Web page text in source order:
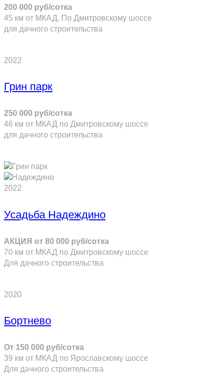
200 000 руб/сотка
45 км от МКАД. По Дмитровскому шоссе
для дачного строительства
2022
Грин парк
250 000 руб/сотка
46 км от МКАД по Дмитровскому шоссе
для дачного строительства
2022
Усадьба Надеждино
АКЦИЯ от 80 000 руб/сотка
70 км от МКАД по Дмитровскому шоссе
Для дачного строительства
2020
Бортнево
От 150 000 руб/сотка
39 км от МКАД по Ярославскому шоссе
Для дачного строительства